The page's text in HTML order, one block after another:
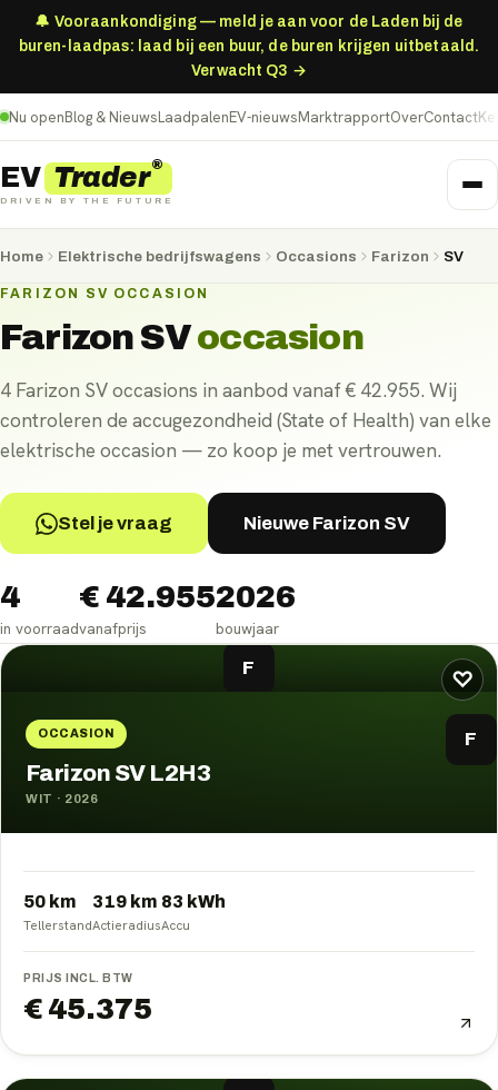
🔔 Vooraankondiging — meld je aan voor de Laden bij de
buren-laadpas: laad bij een buur, de buren krijgen uitbetaald.
Verwacht Q3 →
Nu openBlog & NieuwsLaadpalenEV-nieuwsMarktrapportOverContact
EV Trader®
DRIVEN BY THE FUTURE
Home Elektrische bedrijfswagens Occasions Farizon SV
FARIZON SV OCCASION
Farizon SVoccasion
4 Farizon SV occasions in aanbod vanaf € 42.955. Wij
controleren de accugezondheid (State of Health) van elke
elektrische occasion — zo koop je met vertrouwen.
Stel je vraag Nieuwe Farizon SV
4
in voorraad
€ 42.955
vanafprijs
2026
bouwjaar
Farizon SV
♡
F
OCCASION F
Farizon SV L2H3
WIT · 2026
50 km
Tellerstand
319 km
Actieradius
83 kWh
Accu
PRIJS INCL. BTW
€ 45.375